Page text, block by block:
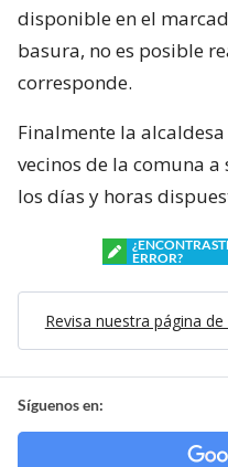
disponible en el
basura, no es posible
corresponde.
Finalmente la
vecinos de la comuna
los días y horas
ERROR?
Revisa nuestra página
Síguenos en: